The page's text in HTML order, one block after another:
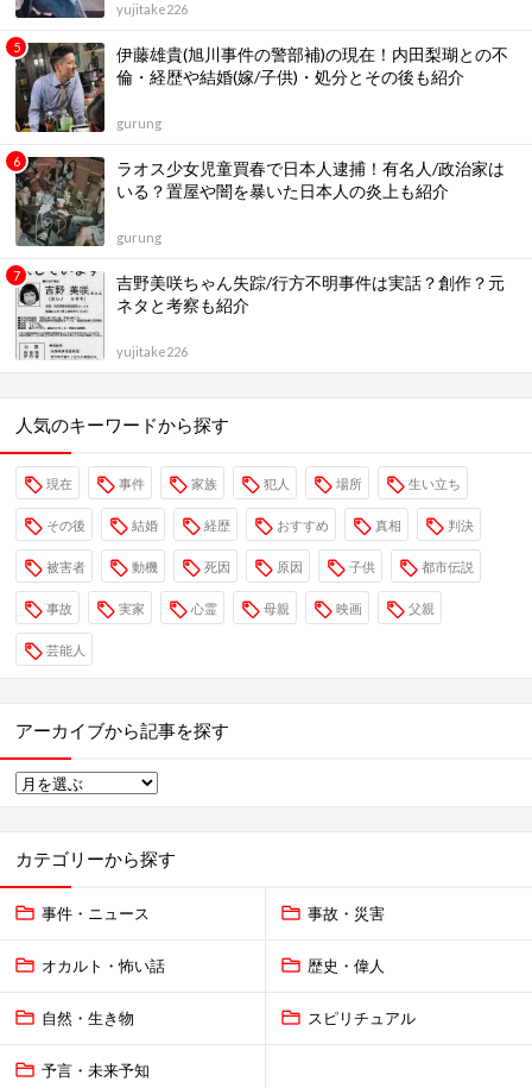
yujitake226
伊藤雄貴(旭川事件の警部補)の現在！内田梨瑚との不
倫・経歴や結婚(嫁/子供)・処分とその後も紹介
gurung
ラオス少女児童買春で日本人逮捕！有名人/政治家は
いる？置屋や闇を暴いた日本人の炎上も紹介
gurung
吉野美咲ちゃん失踪/行方不明事件は実話？創作？元
ネタと考察も紹介
yujitake226
人気のキーワードから探す
現在 事件 家族 犯人 場所 生い立ち
その後 結婚 経歴 おすすめ 真相 判決
被害者 動機 死因 原因 子供 都市伝説
事故 実家 心霊 母親 映画 父親
芸能人
アーカイブから記事を探す
カテゴリーから探す
事件・ニュース 事故・災害
オカルト・怖い話 歴史・偉人
自然・生き物 スピリチュアル
予言・未来予知